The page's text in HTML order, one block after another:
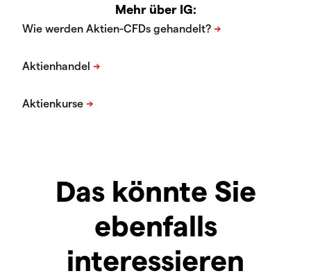
Mehr über IG:
Das könnte Sie
ebenfalls
interessieren